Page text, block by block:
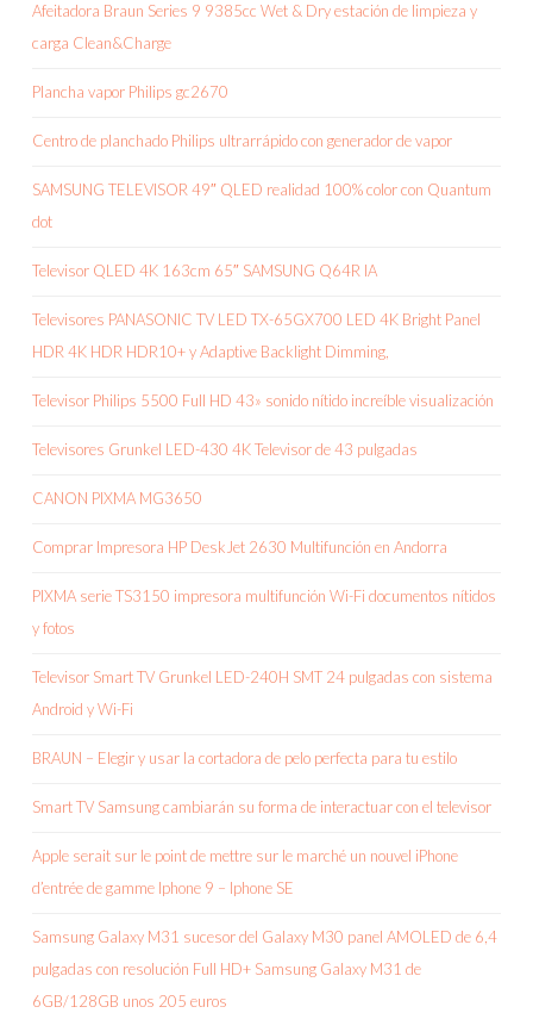
Afeitadora Braun Series 9 9385cc Wet & Dry estación de limpieza y
carga Clean&Charge
Plancha vapor Philips gc2670
Centro de planchado Philips ultrarrápido con generador de vapor
SAMSUNG TELEVISOR 49″ QLED realidad 100% color con Quantum
dot
Televisor QLED 4K 163cm 65″ SAMSUNG Q64R IA
Televisores PANASONIC TV LED TX-65GX700 LED 4K Bright Panel
HDR 4K HDR HDR10+ y Adaptive Backlight Dimming,
Televisor Philips 5500 Full HD 43» sonido nítido increíble visualización
Televisores Grunkel LED-430 4K Televisor de 43 pulgadas
CANON PIXMA MG3650
Comprar Impresora HP DeskJet 2630 Multifunción en Andorra
PIXMA serie TS3150 impresora multifunción Wi-Fi documentos nítidos
y fotos
Televisor Smart TV Grunkel LED-240H SMT 24 pulgadas con sistema
Android y Wi-Fi
BRAUN – Elegir y usar la cortadora de pelo perfecta para tu estilo
Smart TV Samsung cambiarán su forma de interactuar con el televisor
Apple serait sur le point de mettre sur le marché un nouvel iPhone
d’entrée de gamme Iphone 9 – Iphone SE
Samsung Galaxy M31 sucesor del Galaxy M30 panel AMOLED de 6,4
pulgadas con resolución Full HD+ Samsung Galaxy M31 de
6GB/128GB unos 205 euros